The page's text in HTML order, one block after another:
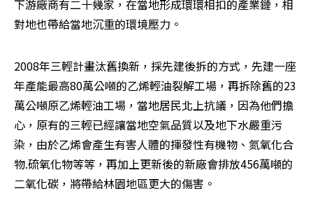
下游廠商有二十幾家，在當地形成環環相扣的產業鏈，相
對地也帶給當地沉重的環境壓力。
2008年三輕計畫汰舊換新，採先建後拆的方式，先建一座
年產能最高80萬公噸的乙烯輕油裂解工場，再拆除舊的23
萬公噸原乙烯輕油工場，當地居民北上抗議，因為他們擔
心，原有的三輕已經讓當地空氣品質以及地下水嚴重污
染，由於乙烯會產生有害人體的揮發性有機物、氮氧化合
物.硫氧化物等等，再加上更新後的新廠會排放456萬噸的
二氧化碳，將帶給林園地區更大的傷害。